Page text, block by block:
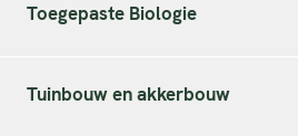
Toegepaste Biologie
Tuinbouw en akkerbouw